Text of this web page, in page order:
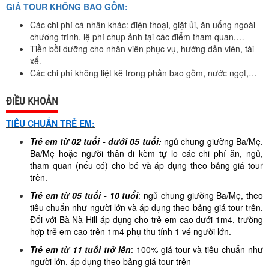
GIÁ TOUR KHÔNG BAO GỒM:
Các chi phí cá nhân khác: điện thoại, giặt ủi, ăn uống ngoài
chương trình, lệ phí chụp ảnh tại các điểm tham quan,…
Tiền bồi dưỡng cho nhân viên phục vụ, hướng dẫn viên, tài
xế.
Các chi phí không liệt kê trong phần bao gồm, nước ngọt,…
ĐIỀU KHOẢN
TIÊU CHUẨN TRẺ EM:
Trẻ em từ 02 tuổi - dưới 05 tuổi: ngủ chung giường Ba/Mẹ.
Ba/Mẹ hoặc người thân đi kèm tự lo các chi phí ăn, ngủ,
tham quan (nếu có) cho bé và áp dụng theo bảng giá tour
trên.
Trẻ em từ 05 tuổi - 10 tuổi: ngủ chung giường Ba/Mẹ, theo
tiêu chuẩn như người lớn và áp dụng theo bảng giá tour trên.
Đối với Bà Nà Hill áp dụng cho trẻ em cao dưới 1m4, trường
hợp trẻ em cao trên 1m4 phụ thu tính 1 vé người lớn.
Trẻ em từ 11 tuổi trở lên: 100% giá tour và tiêu chuẩn như
người lớn, áp dụng theo bảng giá tour trên